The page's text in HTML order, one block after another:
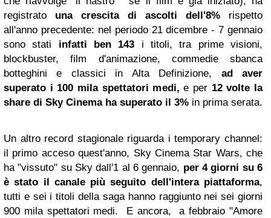
registrato una crescita di ascolti dell'8% rispetto
all'anno precedente: nel periodo 21 dicembre - 7 gennaio
sono stati infatti ben 143 i titoli, tra prime visioni,
blockbuster, film d'animazione, commedie sbanca
botteghini e classici in Alta Definizione, ad aver
superato i 100 mila spettatori medi, e per 12 volte la
share di Sky Cinema ha superato il 3% in prima serata.
Un altro record stagionale riguarda i temporary channel:
il primo acceso quest'anno, Sky Cinema Star Wars, che
ha "vissuto" su Sky dall'1 al 6 gennaio, per 4 giorni su 6
è stato il canale più seguito dell'intera piattaforma,
tutti e sei i titoli della saga hanno raggiunto nei sei giorni
900 mila spettatori medi. E ancora, a febbraio "Amore